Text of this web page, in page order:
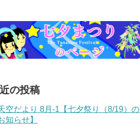
の投稿
空だより 8月-1【七夕祭り（8/19）の
知らせ】